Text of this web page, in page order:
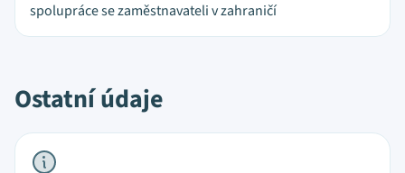
spolupráce se zaměstnavateli v zahraničí
Ostatní údaje